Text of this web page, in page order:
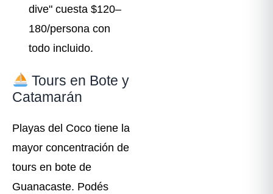
dive" cuesta $120–
180/persona con
todo incluido.
Tours en Bote y
Catamarán
Playas del Coco tiene la
mayor concentración de
tours en bote de
Guanacaste. Podés